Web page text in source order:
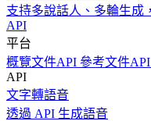
支持多說話人、多輪生成
API
平台
概覽文件API 參考文件
API
文字轉語音
透過 API 生成語音